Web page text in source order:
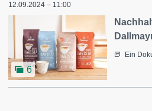
12.09.2024 – 11:00
6
Ein